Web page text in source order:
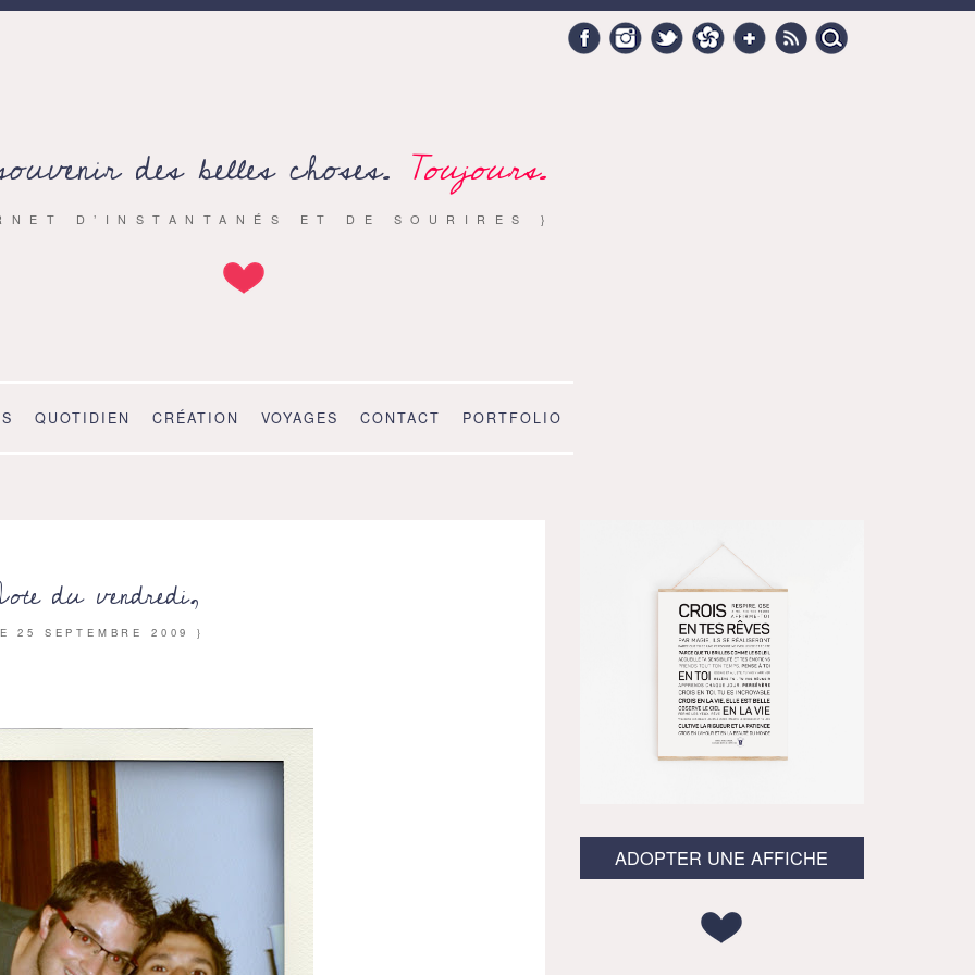
Search
for:
FacebookInstagramTwitter HellocotonGoogle +
RSS
des belles choses. Toujours.
D’INSTANTANÉS ET DE SOURIRES }
QUOTIDIEN CRÉATION VOYAGES CONTACT PORTFOLIO
du vendredi,
25 SEPTEMBRE 2009 }
ADOPTER UNE AFFICHE